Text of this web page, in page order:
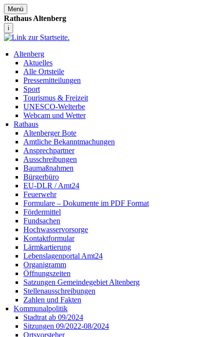
Menü
Rathaus Altenberg
i
Altenberg
Aktuelles
Alle Ortsteile
Pressemitteilungen
Sport
Tourismus & Freizeit
UNESCO-Welterbe
Webcam und Wetter
Rathaus
Altenberger Bote
Amtliche Bekanntmachungen
Ansprechpartner
Ausschreibungen
Baumaßnahmen
Bürgerbüro
EU-DLR / Amt24
Feuerwehr
Formulare – Dokumente im PDF Format
Fördermittel
Fundsachen
Hochwasservorsorge
Kontaktformular
Lärmkartierung
Lebenslagenportal Amt24
Organigramm
Öffnungszeiten
Satzungen Gemeindegebiet Altenberg
Stellenausschreibungen
Zahlen und Fakten
Kommunalpolitik
Stadtrat ab 09/2024
Sitzungen 09/2022-08/2024
Ortsvorsteher